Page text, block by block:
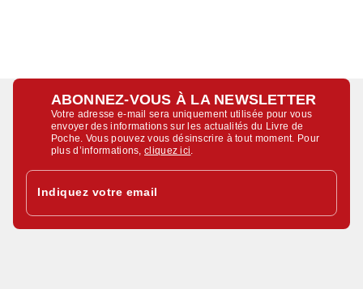
ABONNEZ-VOUS À LA NEWSLETTER
Votre adresse e-mail sera uniquement utilisée pour vous
envoyer des informations sur les actualités du Livre de
Poche. Vous pouvez vous désinscrire à tout moment. Pour
plus d’informations,cliquez ici.
Indiquez votre email